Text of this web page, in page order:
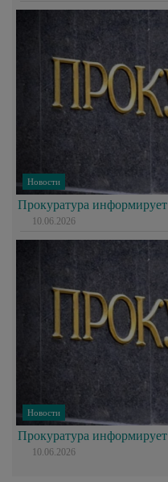
Новости
Прокуратура информирует
10.06.2026
Новости
Прокуратура информирует
10.06.2026